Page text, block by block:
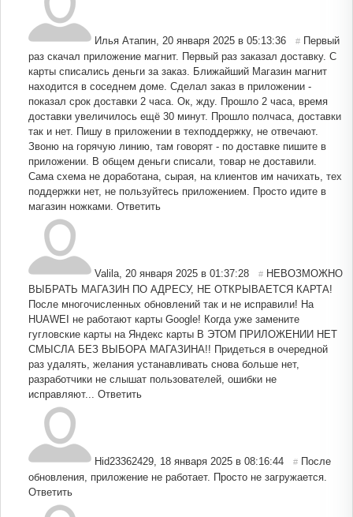
Илья Атапин 20 января 2025 в 05:13:36 # Первый
раз скачал приложение магнит. Первый раз заказал доставку. С
карты списались деньги за заказ. Ближайший Магазин магнит
находится в соседнем доме. Сделал заказ в приложении -
показал срок доставки 2 часа. Ок, жду. Прошло 2 часа, время
доставки увеличилось ещё 30 минут. Прошло полчаса, доставки
так и нет. Пишу в приложении в техподдержку, не отвечают.
Звоню на горячую линию, там говорят - по доставке пишите в
приложении. В общем деньги списали, товар не доставили.
Сама схема не доработана, сырая, на клиентов им начихать, тех
поддержки нет, не пользуйтесь приложением. Просто идите в
магазин ножками. Ответить
Valila 20 января 2025 в 01:37:28 # НЕВОЗМОЖНО
ВЫБРАТЬ МАГАЗИН ПО АДРЕСУ, НЕ ОТКРЫВАЕТСЯ КАРТА!
После многочисленных обновлений так и не исправили! На
HUAWEI не работают карты Google! Когда уже замените
гугловские карты на Яндекс карты В ЭТОМ ПРИЛОЖЕНИИ НЕТ
СМЫСЛА БЕЗ ВЫБОРА МАГАЗИНА!! Придеться в очередной
раз удалять, желания устанавливать снова больше нет,
разработчики не слышат пользователей, ошибки не
исправляют...
Ответить
Hid23362429 18 января 2025 в 08:16:44 # После
обновления, приложение не работает. Просто не загружается.
Ответить